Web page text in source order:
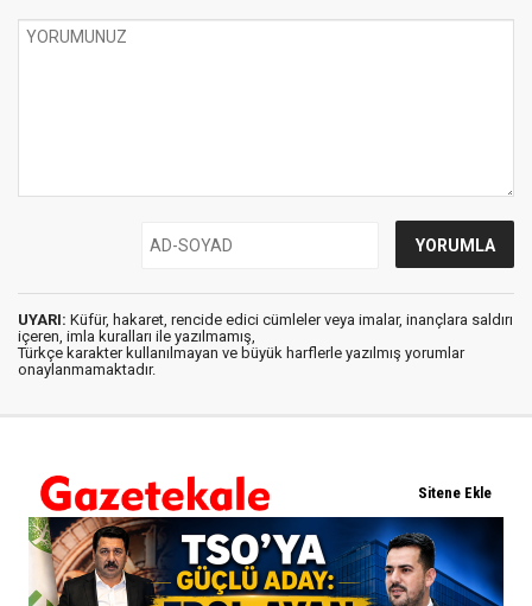
UYARI: Küfür, hakaret, rencide edici cümleler veya imalar, inançlara saldırı
içeren, imla kuralları ile yazılmamış,
Türkçe karakter kullanılmayan ve büyük harflerle yazılmış yorumlar
onaylanmamaktadır.